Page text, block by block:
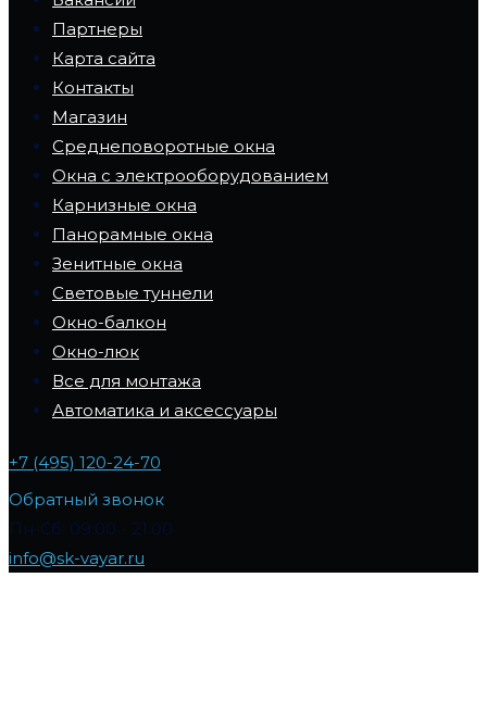
Партнеры
Карта сайта
Контакты
Магазин
Среднеповоротные окна
Окна с электрооборудованием
Карнизные окна
Панорамные окна
Зенитные окна
Световые туннели
Окно-балкон
Окно-люк
Все для монтажа
Автоматика и аксессуары
+7 (495) 120-24-70
Обратный звонок
Пн-Сб: 09:00 - 21:00
info@sk-vayar.ru